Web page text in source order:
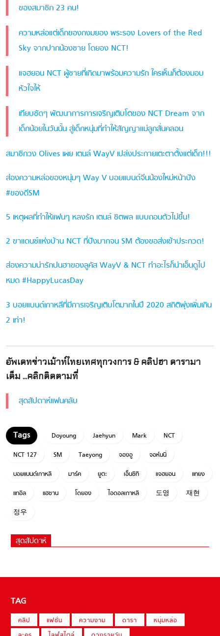
ของสมาชิก 23 คน!
ความหล่อแต่เด็กของกงมยอง พระรอง Lovers of the Red
Sky จากปากน้องชาย โดยอง NCT!
แจฮยอน NCT ผู้ชายที่เกิดมาพร้อมความรัก ใครเห็นก็ต้องมอบ
หัวใจให้
เทียบชัดๆ พัฒนาการการเจริญเติบโตของ NCT Dream จาก
เด็กน้อยในวันนั้น สู่เด็กหนุ่มที่ทำให้สัญญาแม่ลูกสั่นคลอน
สมาชิกวง Olives เผย เตนล์ WayV เปล่งประกายเตะตาตั้งแต่เด็ก!!!
ส่องความหล่อของหนุ่มๆ Way V บอยแบนด์จีนน้องใหม่หน้าปัง
#ของดีSM
5 เหตุผลที่ทำให้แฟนๆ หลงรัก เตนล์ ชิตพล แบบถอนตัวไม่ขึ้น!
2 ขาแดนซ์แห่งบ้าน NCT ที่ปังมากจน SM ต้องขอส่งเข้าประกวด!
ส่องความน่ารักปนฮาของลูคัส WayV & NCT ทำอะไรก็น่าเอ็นดูไป
หมด #HappyLucasDay
3 บอยแบนด์เกาหลีที่มีการเจริญเติบโตมากในปี 2020 สถิติพุ่งเพิ่มเกิน
2 เท่า!
อัพเดทข่าวเม้าท์ไทยเทศทุกวงการ & คลิปฮา ดารามา
เต็ม ...คลิกติดตามที่
สุดสัปดาห์แฟนคลับ
Doyoung Jaehyun Mark
NCT
NCT 127
SM Taeyong จองอู
จอห์นนี่
บอยแบนด์เกาหลี
มาร์ค ยูตะ เอ็นซีที แจฮยอน
แทยง
แทอิล
แฮชาน โดยอง ไอดอลเกาหลี 도영
재현
정우
สุดสัปดาห์
TAG
คลิป แฟชั่น ความงาม ดารา
หนุ่มหล่อ